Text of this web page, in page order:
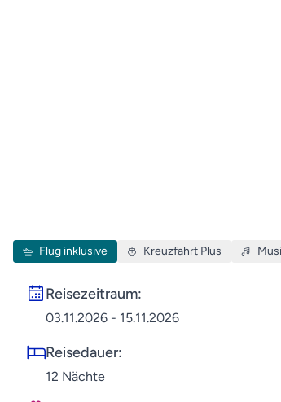
Flug inklusive Kreuzfahrt Plus
Reisezeitraum:
03.11.2026 - 15.11.2026
Reisedauer:
12 Nächte